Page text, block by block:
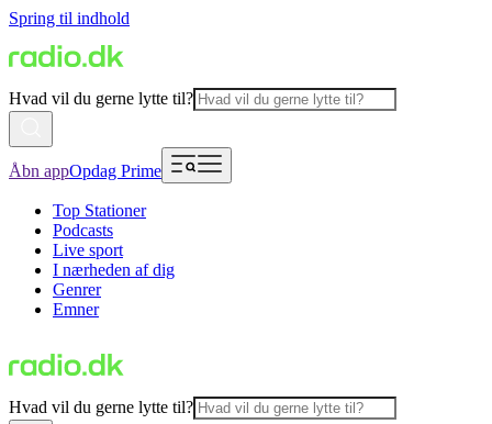
Spring til indhold
Hvad vil du gerne lytte til?
Åbn appOpdag Prime
Top Stationer
Podcasts
Live sport
I nærheden af dig
Genrer
Emner
Hvad vil du gerne lytte til?